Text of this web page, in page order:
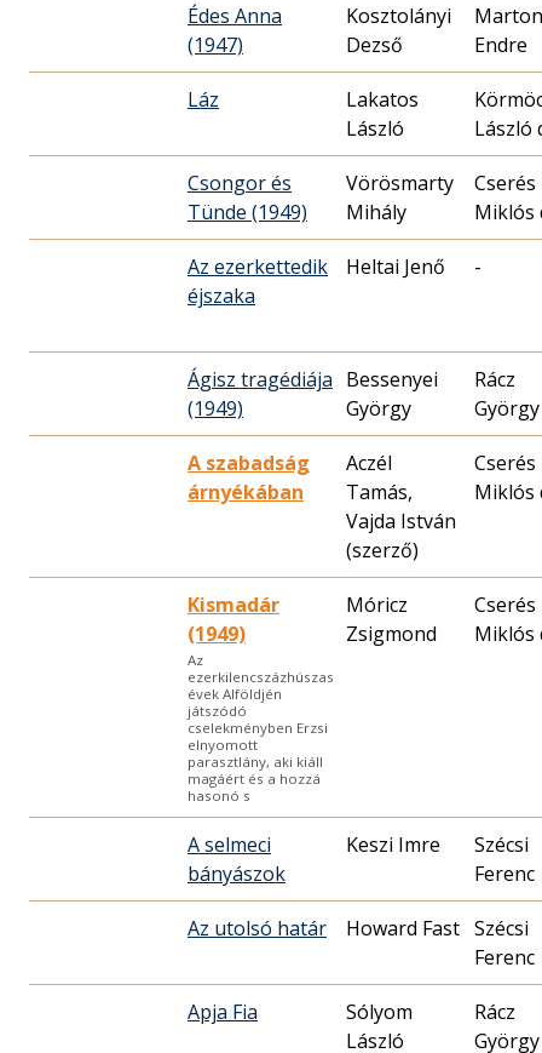
Édes Anna
(1947)
Kosztolányi
Dezső
Marton
Endre
Láz
Lakatos
László
László
Csongor és
Tünde (1949)
Vörösmarty
Mihály
Cserés
Miklós
Az ezerkettedik
éjszaka
Heltai Jenő -
Ágisz tragédiája
(1949)
Bessenyei
György
Rácz
György
A szabadság
árnyékában
Aczél
Tamás,
Vajda István
(szerző)
Cserés
Miklós
Kismadár
(1949)
Az
ezerkilencszázhúszas
évek Alföldjén
játszódó
cselekményben Erzsi
elnyomott
parasztlány, aki kiáll
magáért és a hozzá
hasonó s
Móricz
Zsigmond
Cserés
Miklós
A selmeci
bányászok
Keszi Imre
Szécsi
Ferenc
Az utolsó határ Howard Fast Szécsi
Ferenc
Apja Fia
Sólyom
László
Rácz
György